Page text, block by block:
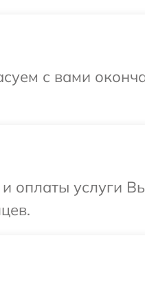
с вами
и оплаты